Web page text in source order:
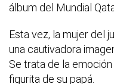
álbum del Mundial
Esta vez, la mujer del
una cautivadora
Se trata de la
figurita de su papá.